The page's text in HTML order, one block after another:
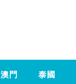
澳門 泰國